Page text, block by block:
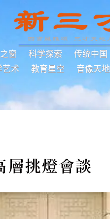
窗 科学探索 传统中国
艺术
教育星空 音像天地
層挑燈會談